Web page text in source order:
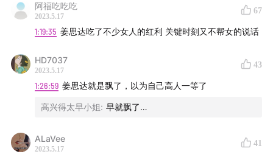
谈导演鞠觉亮
49:37 男女主人设立不住
原著中男主”bad boy”
《云襄传》称不上“武侠”
59:23 《龙城》选角闹心
阿福吃吃吃
2023.5.17
67
1:19:35 姜思达吃了不少女人的红利 关键时刻又不帮女的说话
HD7037
2023.5.17
43
1:26:59 姜思达就是飘了，以为自己高人一等了
高兴得太早小姐: 早就飘了…
ALaVee
2023.5.17
41